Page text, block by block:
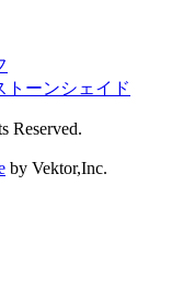
ーンシェイド
Reserved.
by Vektor,Inc.